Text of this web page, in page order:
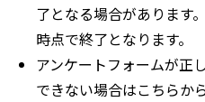
了となる場合があります
時点で終了となります。
アンケートフォームが正
できない場合はこちらか